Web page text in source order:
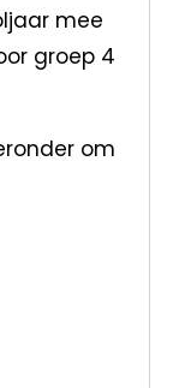
mee
groep 4
om